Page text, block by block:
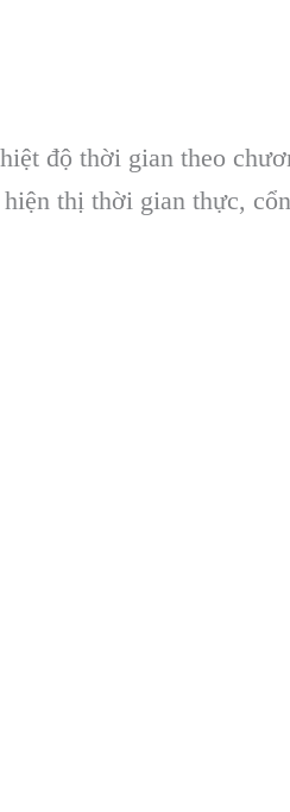
độ thời gian theo
thị thời gian thực,